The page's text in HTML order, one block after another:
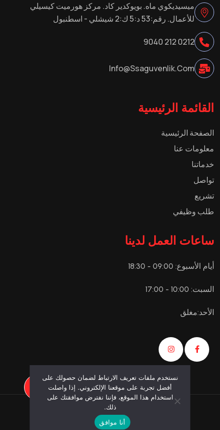
ميسيديكوي ماه. بويوكدير كاد. مركز هورميت كيسيلي
للأعمال. رقم:53 د:5 ك:2 شيشلي - اسطنبول
0212 212 9040
Info@ssaguvenlik.com
القائمة الرئيسية
الصفحة الرئيسية
معلومات عنا
خدماتنا
تواصل
تشريع
طلب وظيفي
ساعات العمل لدينا
أيام الأسبوع: 09:00 - 18:30
السبت: 10:00 - 17:00
الأحد:مغلق
احصل على عرض!
وكالة الحد الأقصى |وكالة تصميم المواقع المهنية
نستخدم ملفات تعريف الارتباط لضمان حصولك على
أفضل تجربة على موقعنا الإلكتروني. إذا واصلت
استخدام هذا الموقع، فإننا نفترض موافقتك على
ذلك.
أنا موافق